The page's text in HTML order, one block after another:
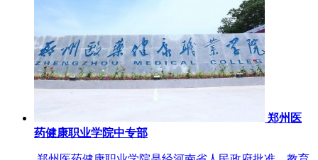
郑州医
药健康职业学院中专部